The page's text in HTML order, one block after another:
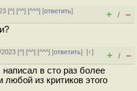
[^] [^^] [^^^] [ответить]
+ / –
[^] [^^] [^^^] [ответить][↑]
+ / –
в сто раз более
из критиков этого